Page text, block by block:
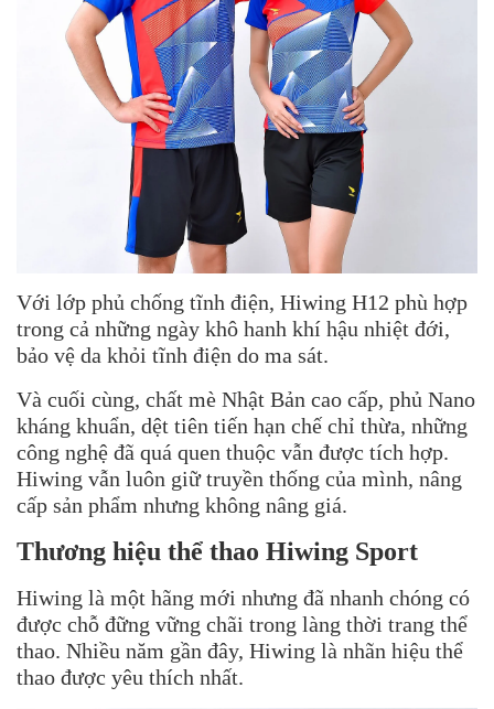
Với lớp phủ chống tĩnh điện, Hiwing H12 phù hợp
trong cả những ngày khô hanh khí hậu nhiệt đới,
bảo vệ da khỏi tĩnh điện do ma sát.
Và cuối cùng, chất mè Nhật Bản cao cấp, phủ Nano
kháng khuẩn, dệt tiên tiến hạn chế chỉ thừa, những
công nghệ đã quá quen thuộc vẫn được tích hợp.
Hiwing vẫn luôn giữ truyền thống của mình, nâng
cấp sản phẩm nhưng không nâng giá.
Thương hiệu thể thao Hiwing Sport
Hiwing là một hãng mới nhưng đã nhanh chóng có
được chỗ đững vững chãi trong làng thời trang thể
thao. Nhiều năm gần đây, Hiwing là nhãn hiệu thể
thao được yêu thích nhất.